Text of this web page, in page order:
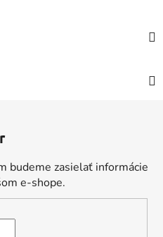
budeme zasielať informácie
e-shope.